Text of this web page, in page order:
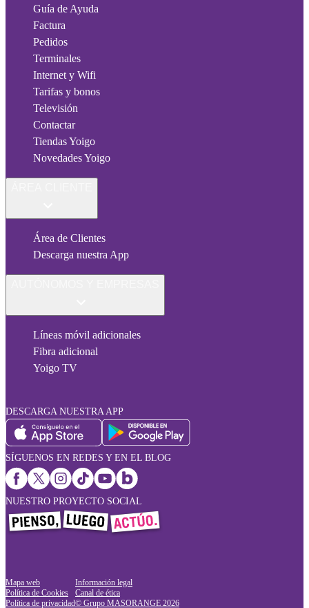
Guía de Ayuda
Factura
Pedidos
Terminales
Internet y Wifi
Tarifas y bonos
Televisión
Contactar
Tiendas Yoigo
Novedades Yoigo
Área de Clientes
Descarga nuestra App
Líneas móvil adicionales
Fibra adicional
Yoigo TV
DESCARGA NUESTRA APP
SÍGUENOS EN REDES Y EN EL BLOG
NUESTRO PROYECTO SOCIAL
Mapa web
Política de Cookies
Política de privacidad
Información legal
Canal de ética
© Grupo MASORANGE 2026